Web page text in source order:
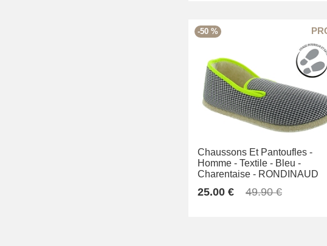
-50 %
Chaussons Et Pantoufles -
Homme - Textile - Bleu -
Charentaise - RONDINAUD
25.00 € 49.90 €